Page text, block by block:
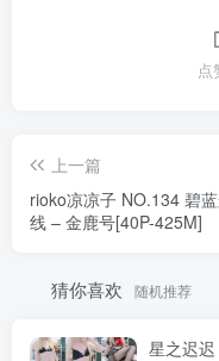
点
上一篇
rioko凉凉子 NO.134 碧
线 – 金鹿号[40P-425M]
猜你喜欢 随机推荐
星之迟